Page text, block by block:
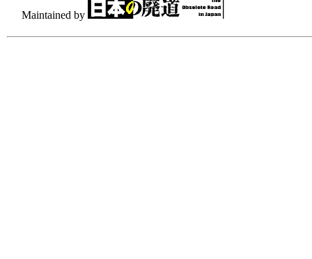
Maintained by